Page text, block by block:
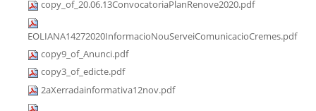
copy_of_20.06.13ConvocatoriaPlanRenove2020.pdf
EOLIANA14272020InformacioNouServeiComunicacioCremes.pdf
copy9_of_Anunci.pdf
copy3_of_edicte.pdf
2aXerradainformativa12nov.pdf